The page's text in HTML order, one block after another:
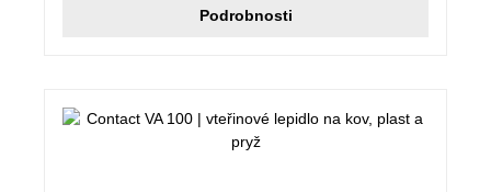
Podrobnosti